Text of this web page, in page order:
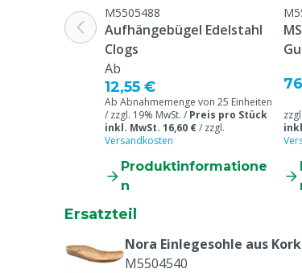
Schuhgröße
37
M5505488
Aufhängebügel Edelstahl
Clogs
Ab
12,55 €
Ab Abnahmemenge von 25 Einheiten
/ zzgl. 19% MwSt. / Preis pro Stück
inkl. MwSt. 16,60 €/ zzgl.
Versandkosten
Produktinformatione
n
Ersatzteil
Nora Einlegesohle aus Kork
M5504540